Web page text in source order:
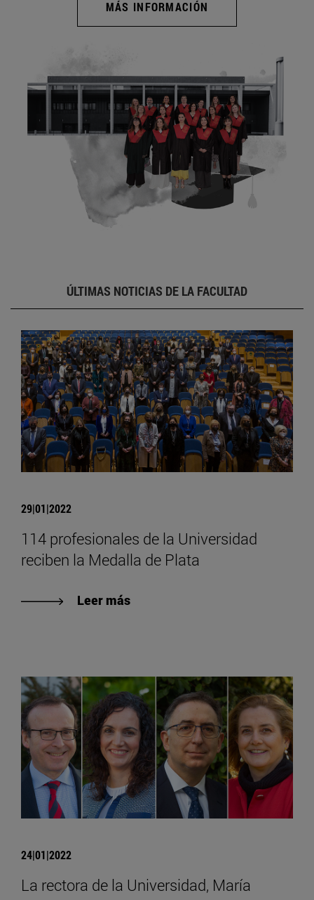
MÁS INFORMACIÓN
ÚLTIMAS NOTICIAS DE LA FACULTAD
29|01|2022
114 profesionales de la Universidad
reciben la Medalla de Plata
Leer más
24|01|2022
La rectora de la Universidad, María